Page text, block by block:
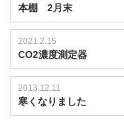
本棚 2月末
2021.2.15
CO2濃度測定器
2013.12.11
寒くなりました